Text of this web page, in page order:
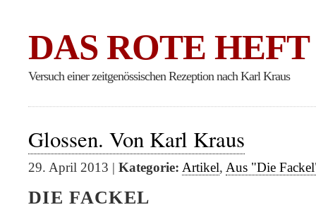
DAS ROTE HEFT
Versuch einer zeitgenössischen Rezeption nach Karl Kraus
Glossen. Von Karl Kraus
29. April 2013 | Kategorie: Artikel, Aus "Die
DIE FACKEL